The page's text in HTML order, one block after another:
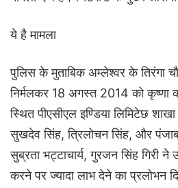
ये है मामला
पुलिस के मुताबिक अम्लेश्वर के तिरंगा
निर्मलकर 18 अगस्त 2014 को कृष्णा
स्थित पीएसीएल इण्डिया लिमिटेछ
सुखदेव सिंह, त्रिलोचन सिंह, और पंजाब
सुब्रता भट्टाचार्य, गुरजन सिंह गिरी
करने पर ज्यादा लाभ देने का